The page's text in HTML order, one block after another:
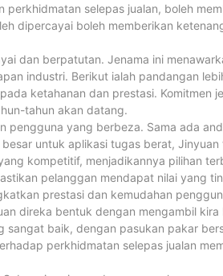
selepas jualan, boleh
dipercayai boleh memberikan
dan berpatutan. Jenama ini
industri. Berikut ialah pandangan
ketahanan dan prestasi. Komitmen
tahun akan datang.
pengguna yang berbeza. Sama ada
untuk aplikasi tugas berat, Jinyuan
kompetitif, menjadikannya pilihan
pelanggan mendapat nilai yang
prestasi dan kemudahan
direka bentuk dengan mengambil kira
sangat baik, dengan pasukan pakar
perkhidmatan selepas jualan